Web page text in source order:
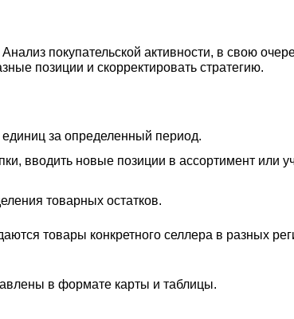
покупательской активности, в свою
позиции и скорректировать стратегию.
за определенный период.
вводить новые позиции в ассортимент или
товарных остатков.
товары конкретного селлера в разных
в формате карты и таблицы.